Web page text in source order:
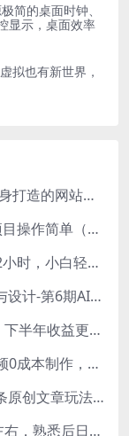
简的桌面时钟、
显示，桌面效率
拟也有新世界，
WordPress小宇宙插件：为站长量身打造的网站性能与SEO优化插件
微信托管挂机，单号日赚50-80，项目操作简单（附无限注册实名微信号教程）
抖音图文带货蓝海赛道，每天只花2小时，小白轻松过万
MJ Stable Diffusion人工智能绘画与设计-第6期AIGC课程（35节）
拼多多撸券，单机一天纯利润480，下半年收益更高，不限设备，不限IP。
小红书三个月涨粉10W！AI英语视频0成本制作，每天轻松日入2000+
GPT爆文玩法的详细教程，今日头条原创文章玩法实操讲解，简单操作月入5000
网创项目，刚上手日收益300-500左右，熟悉后日收益1500-3000